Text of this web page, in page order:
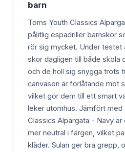
barn
Toms Youth Classics
pålitlig espadriller barnskor
rör sig mycket. Under testet
skor dagligen till både skola
och de höll sig snygga trots
canvasen är förlåtande mot
vilket gör dem till ett smart
leker utomhus. Jämfört med
Classics Alpargata - Navy
mer neutral i färgen, vilket
kläder. Sulan ger bra grepp,